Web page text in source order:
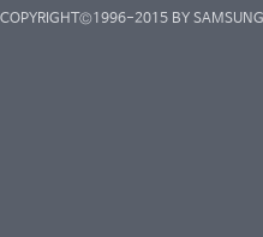
COPYRIGHT©1996-2015 BY SAMSUNG